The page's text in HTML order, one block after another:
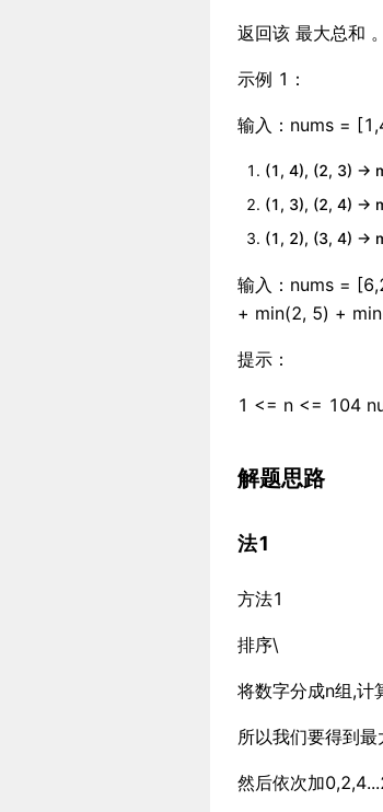
返回该 最大总和 。
示例 1：
输入：nums =
(1, 4), (2, 3) ->
(1, 3), (2, 4) ->
(1, 2), (3, 4) ->
输入：nums =
+ min(2, 5) +
提示：
1 <= n <= 104
解题思路
法1
方法1
排序\
将数字分成n组,计
所以我们要得到
然后依次加